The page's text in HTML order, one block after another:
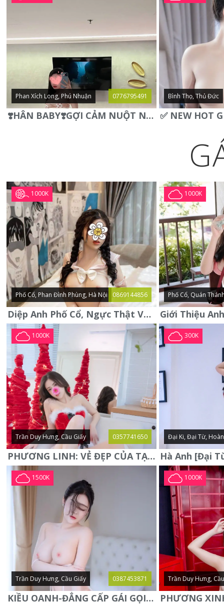
Phan Xích Long, Phú Nhuận 0776795491
❣️HÂN BABY❣️GỢI CẢM NUỘT NÀ DÁNG SON XINH XINH QUYẾN RŨ
Bình Thọ, Thủ Đức
1000K
Phố Cổ, Phan Đình Phùng, Hà Nội 0869144856
Diệp Anh Phố Cổ, Ngực Thật Vú To Thơm Tho Quyến Rũ
1000K
Phố Cổ, Quán
1000K
Trần Duy Hưng, Cầu Giấy 0357741650
PHƯƠNG LINH: VẺ ĐẸP CỦA TẠO HÓA, XINH ĐẸP, SEXY, QUYỄN RŨ
300K
Đại Ki, Đại Từ,
1500K
Trần Duy Hưng, Cầu Giấy 0387453871
KIỀU OANH-ĐẲNG CẤP GÁI GỌI XINH SANG-NGOAN NGOÃN
1000K
Trần Duy Hưng,